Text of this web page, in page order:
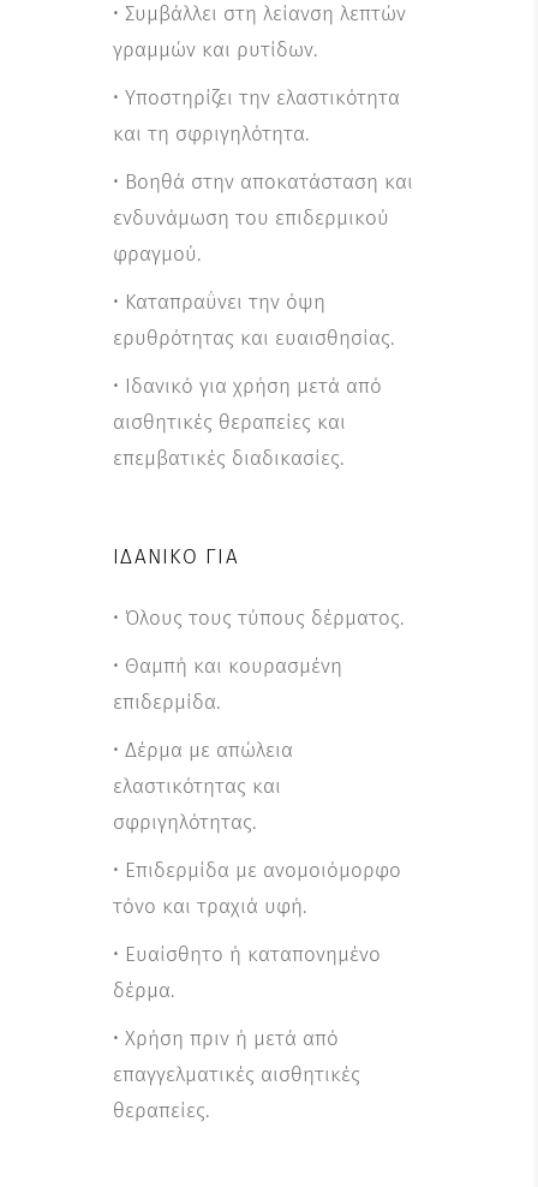
• Συμβάλλει στη λείανση λεπτών
γραμμών και ρυτίδων.
• Υποστηρίζει την ελαστικότητα
και τη σφριγηλότητα.
• Βοηθά στην αποκατάσταση και
ενδυνάμωση του επιδερμικού
φραγμού.
• Καταπραΰνει την όψη
ερυθρότητας και ευαισθησίας.
• Ιδανικό για χρήση μετά από
αισθητικές θεραπείες και
επεμβατικές διαδικασίες.
ΙΔΑΝΙΚΌ ΓΙΑ
• Όλους τους τύπους δέρματος.
• Θαμπή και κουρασμένη
επιδερμίδα.
• Δέρμα με απώλεια
ελαστικότητας και
σφριγηλότητας.
• Επιδερμίδα με ανομοιόμορφο
τόνο και τραχιά υφή.
• Ευαίσθητο ή καταπονημένο
δέρμα.
• Χρήση πριν ή μετά από
επαγγελματικές αισθητικές
θεραπείες.